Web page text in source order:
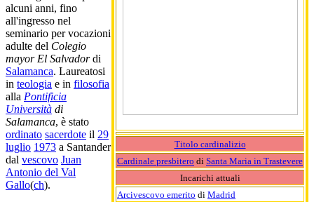
Titolo cardinalizio
Cardinale presbitero di Santa Maria in Trastevere
Incarichi attuali
Arcivescovo emerito di Madrid
alcuni anni, fino
all'ingresso nel
seminario per vocazioni
adulte del Colegio
mayor El Salvadordi
Salamanca. Laureatosi
in teologia e in filosofia
alla Pontificia
Università di
Salamanca, è stato
ordinato sacerdote il 29
luglio 1973 a Santander
dal vescovo Juan
Antonio del Val
Gallo(ch).